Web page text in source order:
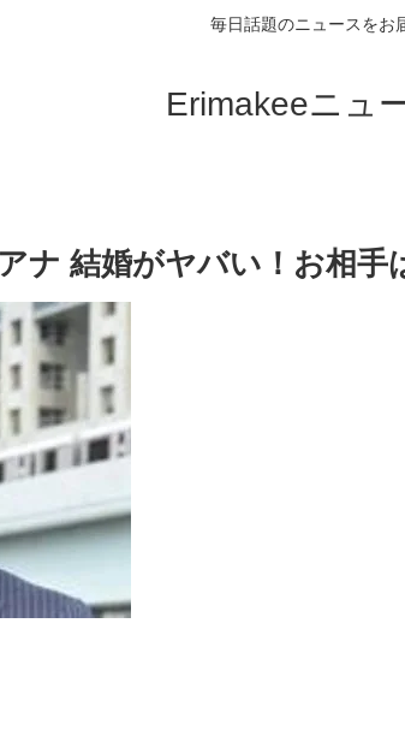
毎日話題のニュースをお
Erimakeeニュ
ナ 結婚がヤバい！お相手